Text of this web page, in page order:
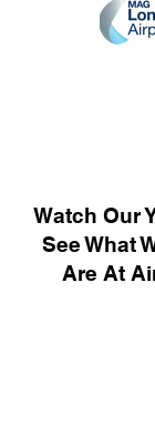
Watch Our
See What
Are At